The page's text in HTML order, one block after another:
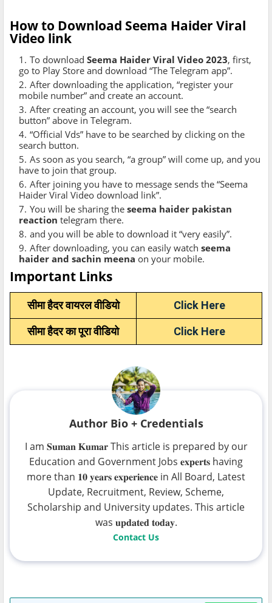
How to Download Seema Haider Viral
Video link
To download Seema Haider Viral Video 2023, first,
go to Play Store and download “The Telegram app”.
After downloading the application, “register your
mobile number” and create an account.
After creating an account, you will see the “search
button” above in Telegram.
“Official Vds” have to be searched by clicking on the
search button.
As soon as you search, “a group” will come up, and you
have to join that group.
After joining you have to message sends the “Seema
Haider Viral Video download link”.
You will be sharing the seema haider pakistan
reaction telegram there.
and you will be able to download it “very easily”.
After downloading, you can easily watch seema
haider and sachin meena on your mobile.
Important Links
सीमा हैदर वायरल वीडियो Click Here
सीमा हैदर का पूरा वीडियो Click Here
Author Bio + Credentials
I am 𝐒𝐮𝐦𝐚𝐧 𝐊𝐮𝐦𝐚𝐫 This article is prepared by our
Education and Government Jobs 𝐞𝐱𝐩𝐞𝐫𝐭𝐬 having
more than 𝟏𝟎 𝐲𝐞𝐚𝐫𝐬 𝐞𝐱𝐩𝐞𝐫𝐢𝐞𝐧𝐜𝐞 in All Board, Latest
Update, Recruitment, Review, Scheme,
Scholarship and University updates. This article
was 𝐮𝐩𝐝𝐚𝐭𝐞𝐝 𝐭𝐨𝐝𝐚𝐲.
Contact Us